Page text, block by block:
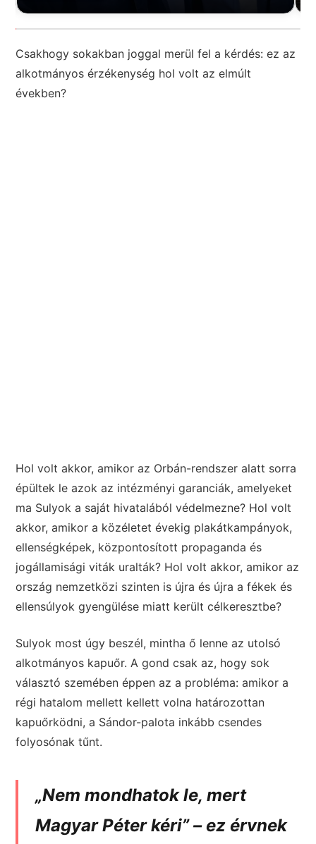
Csakhogy sokakban joggal merül fel a kérdés: ez az
alkotmányos érzékenység hol volt az elmúlt
években?
Hol volt akkor, amikor az Orbán-rendszer alatt sorra
épültek le azok az intézményi garanciák, amelyeket
ma Sulyok a saját hivatalából védelmezne? Hol volt
akkor, amikor a közéletet évekig plakátkampányok,
ellenségképek, központosított propaganda és
jogállamisági viták uralták? Hol volt akkor, amikor az
ország nemzetközi szinten is újra és újra a fékek és
ellensúlyok gyengülése miatt került célkeresztbe?
Sulyok most úgy beszél, mintha ő lenne az utolsó
alkotmányos kapuőr. A gond csak az, hogy sok
választó szemében éppen az a probléma: amikor a
régi hatalom mellett kellett volna határozottan
kapuőrködni, a Sándor-palota inkább csendes
folyosónak tűnt.
„Nem mondhatok le, mert
Magyar Péter kéri” – ez érvnek